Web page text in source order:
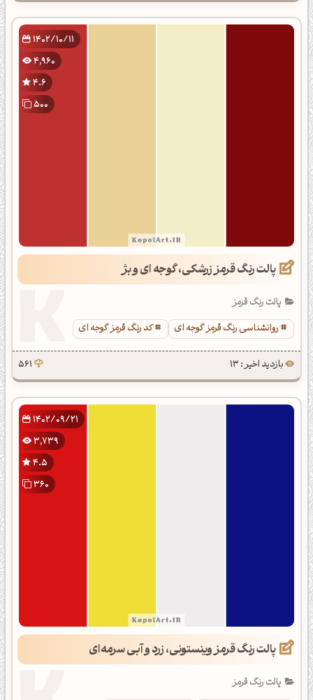
1402/10/11
4,960
4.6
500
پالت رنگ قرمز زرشکی، گوجه ای و بژ
پالت رنگ قرمز
روانشناسی رنگ قرمز گوجه ای
کد رنگ قرمز گوجه ای
بازدید اخیر : 13 561
1402/09/21
3,739
4.5
360
پالت رنگ قرمز وینستونی، زرد و آبی سرمه‌ای
پالت رنگ قرمز